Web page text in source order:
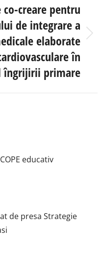
creare pentru
de integrare a
elaborate
în
îngrijirii primare
educativ
de presa Strategie